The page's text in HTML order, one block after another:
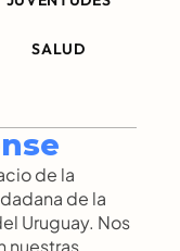
SALUD
de la
de la
Uruguay. Nos
nuestras